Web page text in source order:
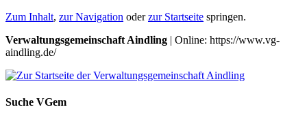
Zum Inhalt, zur Navigation oderzur Startseite springen.
Verwaltungsgemeinschaft Aindling | Online: https://www.vg-
aindling.de/
Suche VGem